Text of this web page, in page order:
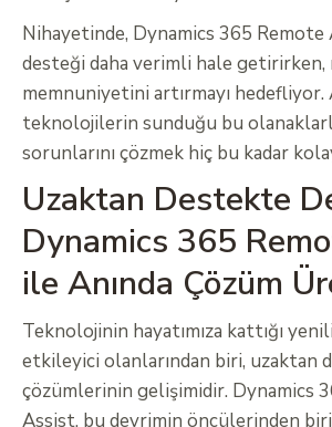
Nihayetinde, Dynamics 365 Remote
desteği daha verimli hale
memnuniyetini artırmayı hedefliyor.
teknolojilerin sunduğu bu
sorunlarını çözmek hiç bu kadar
Uzaktan Destekte
Dynamics 365
ile Anında Çözüm
Teknolojinin hayatımıza kattığı
etkileyici olanlarından biri, uzaktan
çözümlerinin gelişimidir. Dynamics
Assist, bu devrimin öncülerinden biri